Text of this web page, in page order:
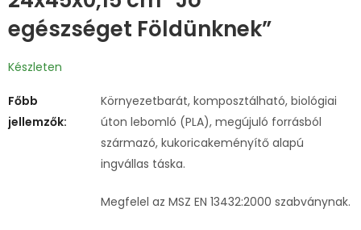
egészséget Földünknek”
Készleten
Főbb
jellemzők:
Környezetbarát, komposztálható, biológiai
úton lebomló (PLA), megújuló forrásból
származó, kukoricakeményítő alapú
ingvállas táska.
Megfelel az MSZ EN 13432:2000 szabványnak.